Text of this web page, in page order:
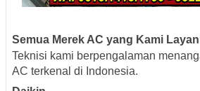
Semua Merek AC yang Kami
Teknisi kami berpengalaman
AC terkenal di Indonesia.